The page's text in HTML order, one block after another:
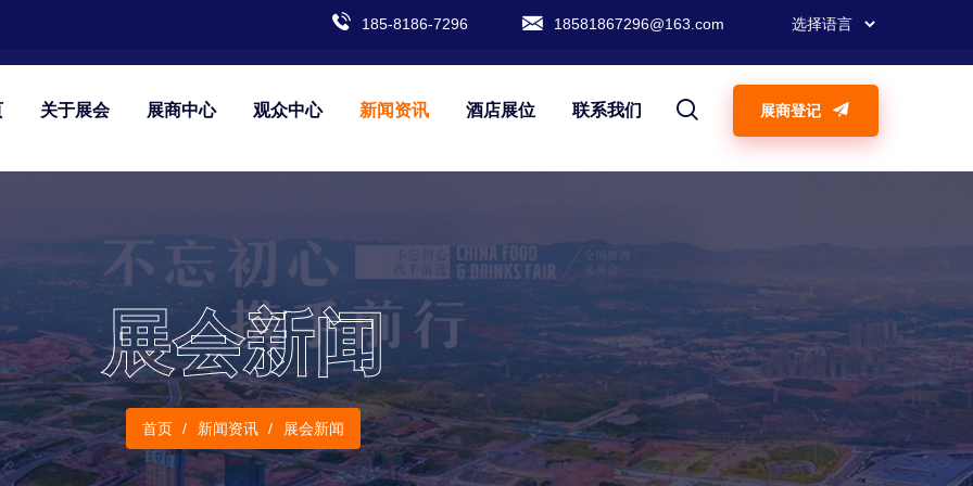
185-8186-7296 18581867296@163.com
关于展会 展商中心 观众中心 新闻资讯 酒店展位 联系我们 展商登记
展会新闻
首页 新闻资讯 展会新闻